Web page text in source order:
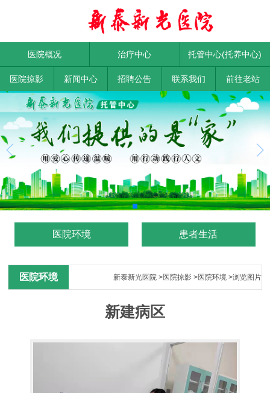
医院概况 治疗中心 托管中心(托养中心)
医院掠影 新闻中心 招聘公告 联系我们 前往老站
医院环境 患者生活
医院环境 新泰新光医院>医院掠影>医院环境>浏览图片
新建病区